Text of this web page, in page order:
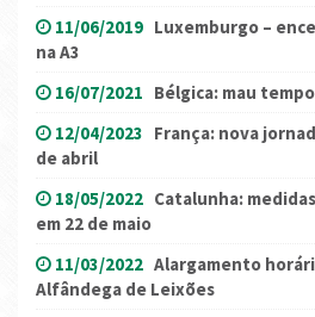
11/06/2019 Luxemburgo –
na A3
16/07/2021 Bélgica: mau
12/04/2023 França: nova
de abril
18/05/2022 Catalunha:
em 22 de maio
11/03/2022 Alargamento
Alfândega de Leixões